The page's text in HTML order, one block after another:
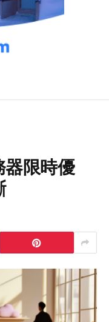
器限時優